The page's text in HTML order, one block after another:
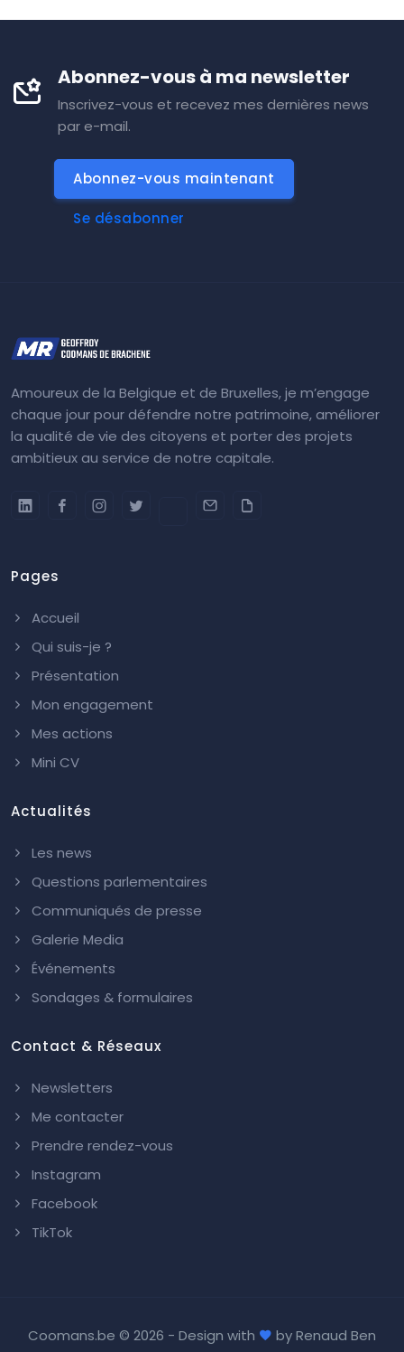
Abonnez-vous à ma newsletter
Inscrivez-vous et recevez mes dernières news
par e-mail.
Abonnez-vous maintenant
Se désabonner
Amoureux de la Belgique et de Bruxelles, je m’engage
chaque jour pour défendre notre patrimoine, améliorer
la qualité de vie des citoyens et porter des projets
ambitieux au service de notre capitale.
Pages
Accueil
Qui suis-je ?
Présentation
Mon engagement
Mes actions
Mini CV
Actualités
Les news
Questions parlementaires
Communiqués de presse
Galerie Media
Événements
Sondages & formulaires
Contact & Réseaux
Newsletters
Me contacter
Prendre rendez-vous
Instagram
Facebook
TikTok
Coomans.be © 2026 - Design with byRenaud Ben